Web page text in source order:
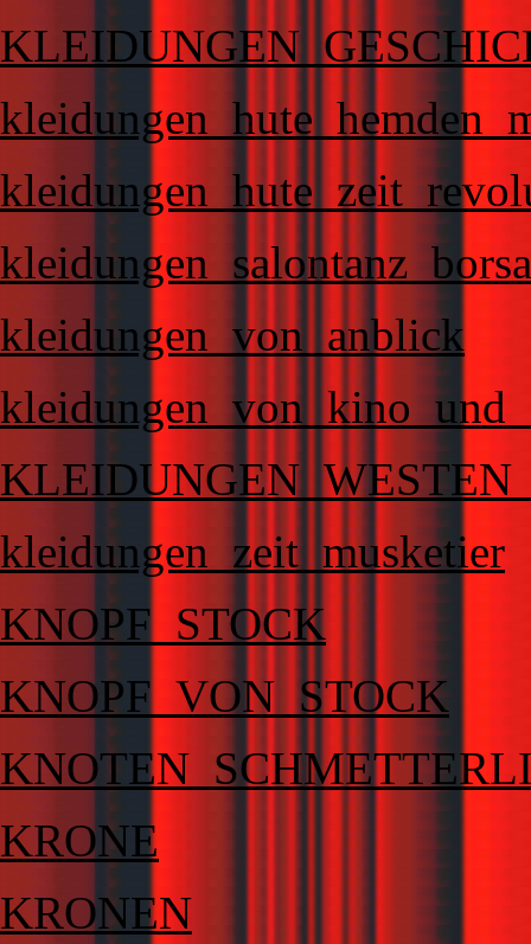
kleidungen_von_anblick
kleidungen_zeit_musketier
KNOPF_STOCK
KNOPF_VON_STOCK
KRONE
KRONEN